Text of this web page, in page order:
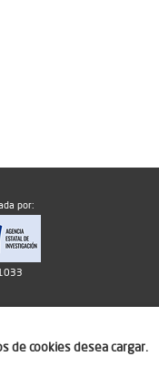
por:
de cookies desea cargar.